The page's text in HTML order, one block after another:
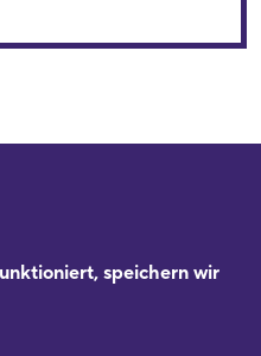
speichern wir
Programm